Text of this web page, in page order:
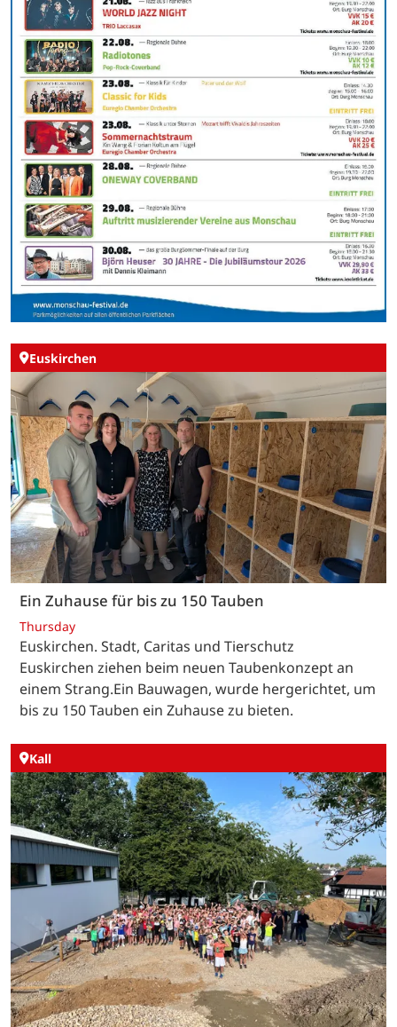
Euskirchen
Ein Zuhause für bis zu 150 Tauben
Thursday
Euskirchen. Stadt, Caritas und Tierschutz
Euskirchen ziehen beim neuen Taubenkonzept an
einem Strang.Ein Bauwagen, wurde hergerichtet, um
bis zu 150 Tauben ein Zuhause zu bieten.
Kall